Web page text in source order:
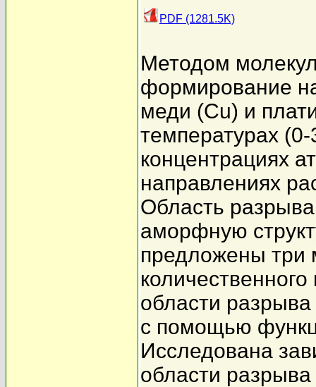
PDF (1281.5K)
Методом
формирование
меди (Cu) и
температурах
концентрациях
направлениях
Область
аморфную
предложены три
области
с помощью
Исследована
области